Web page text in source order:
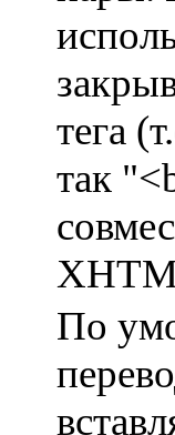
тега
так
По